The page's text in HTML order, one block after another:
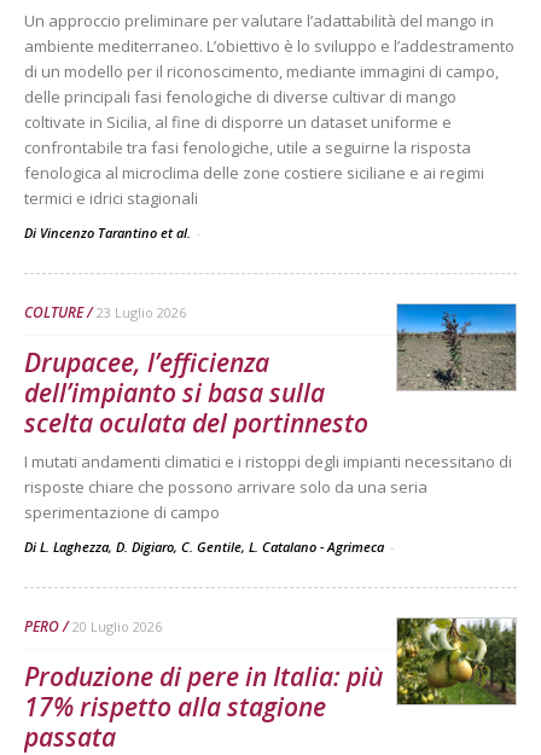
Un approccio preliminare per valutare l’adattabilità del mango in
ambiente mediterraneo. L’obiettivo è lo sviluppo e l’addestramento
di un modello per il riconoscimento, mediante immagini di campo,
delle principali fasi fenologiche di diverse cultivar di mango
coltivate in Sicilia, al fine di disporre un dataset uniforme e
confrontabile tra fasi fenologiche, utile a seguirne la risposta
fenologica al microclima delle zone costiere siciliane e ai regimi
termici e idrici stagionali
Di Vincenzo Tarantino et al. -
COLTURE 23 Luglio 2026
Drupacee, l’efficienza
dell’impianto si basa sulla
scelta oculata del portinnesto
I mutati andamenti climatici e i ristoppi degli impianti necessitano di
risposte chiare che possono arrivare solo da una seria
sperimentazione di campo
Di L. Laghezza, D. Digiaro, C. Gentile, L. Catalano - Agrimeca -
PERO 20 Luglio 2026
Produzione di pere in Italia: più
17% rispetto alla stagione
passata